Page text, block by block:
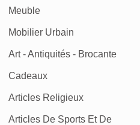
Meuble
Mobilier Urbain
Art - Antiquités - Brocante
Cadeaux
Articles Religieux
Articles De Sports Et De